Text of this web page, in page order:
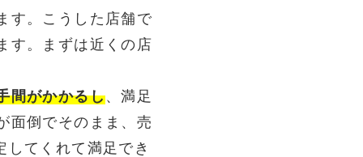
す。こうした店舗で
す。まずは近くの店
間がかかるし、満足
面倒でそのまま、売
てくれて満足でき